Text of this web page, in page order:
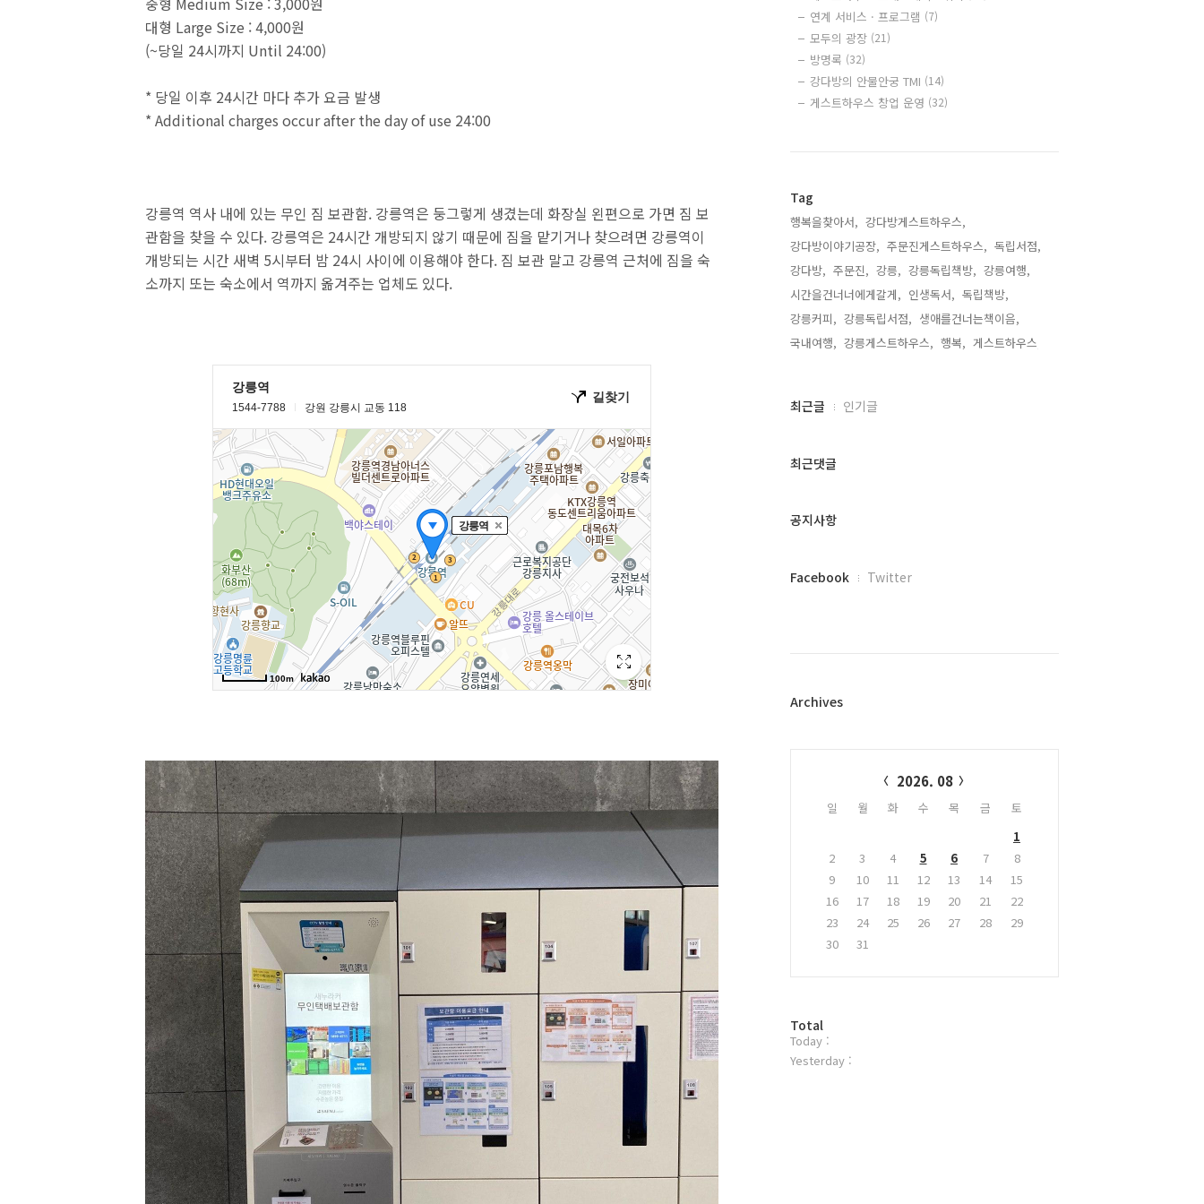
대형 Large Size : 4,000원
(~당일 24시까지 Until 24:00)
* 당일 이후 24시간 마다 추가 요금 발생
* Additional charges occur after the day of use 24:00
강릉역 역사 내에 있는 무인 짐 보관함. 강릉역은 둥그렇게 생겼는데 화장실 왼편으로 가면 짐 보
관함을 찾을 수 있다. 강릉역은 24시간 개방되지 않기 때문에 짐을 맡기거나 찾으려면 강릉역이
개방되는 시간 새벽 5시부터 밤 24시 사이에 이용해야 한다. 짐 보관 말고 강릉역 근처에 짐을 숙
소까지 또는 숙소에서 역까지 옮겨주는 업체도 있다.
연계 서비스 · 프로그램 (7)
모두의 광장 (21)
방명록 (32)
강다방의 안물안궁 TMI (14)
게스트하우스 창업 운영 (32)
Tag
행복을찾아서, 강다방게스트하우스,
강다방이야기공장, 주문진게스트하우스, 독립서점,
강다방, 주문진, 강릉, 강릉독립책방, 강릉여행,
시간을건너너에게갈게, 인생독서, 독립책방,
강릉커피, 강릉독립서점, 생애를건너는책이음,
국내여행, 강릉게스트하우스, 행복, 게스트하우스,
최
과
글
최근글 인기글
최근댓글
공지사항
페
플
Facebook Twitter
Archives
2026. 08
일 월 화 수 목 금
토
1
2
3 4 5 6 7
8
9
10 11 12 13 14
15
16
17 18 19 20 21
22
23
24 25 26 27 28
29
30
31
방
문
자
Total
Today :
Yesterday :